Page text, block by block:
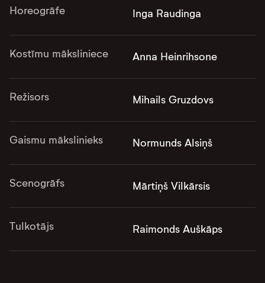
Horeogrāfe Inga Raudinga
Kostīmu māksliniece Anna Heinrihsone
Režisors Mihails Gruzdovs
Gaismu mākslinieks Normunds Alsiņš
Scenogrāfs Mārtiņš Vilkārsis
Tulkotājs Raimonds Auškāps